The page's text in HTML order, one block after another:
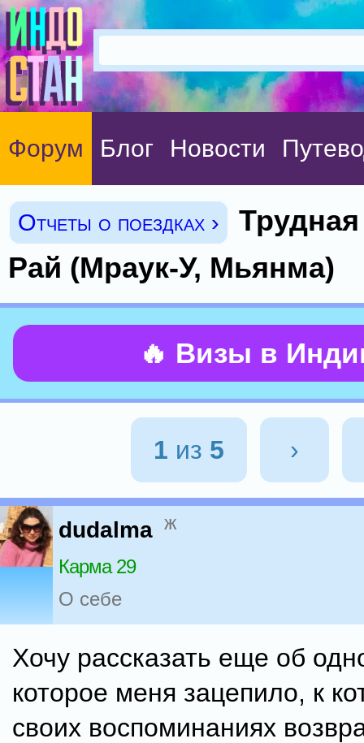
Форум Блог Новости
Отчеты о поездках ›
Рай (Мраук-У, Мьянма)
🔥 Визы в
1 из 5 ›
dudalma ж
Карма 29
О себе
Хочу рассказать еще об
которое меня зацепило, к
своих воспоминаниях